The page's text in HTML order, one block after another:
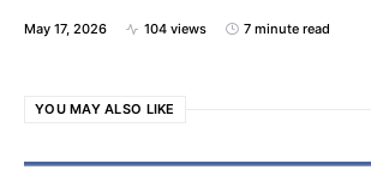
May 17, 2026 104 views 7 minute read
YOU MAY ALSO LIKE